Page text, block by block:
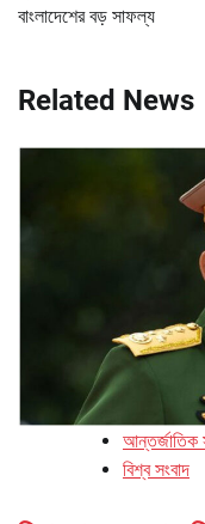
বাংলাদেশের বড় সাফল্য
Related News
আন্তর্জাতিক
বিশ্ব সংবাদ